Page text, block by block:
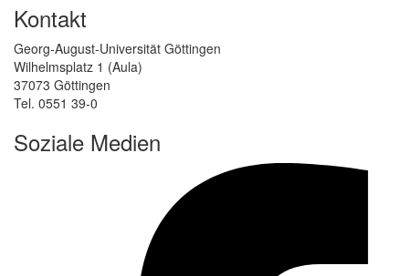
Kontakt
Georg-August-Universität Göttingen
Wilhelmsplatz 1 (Aula)
37073 Göttingen
Tel. 0551 39-0
Soziale Medien